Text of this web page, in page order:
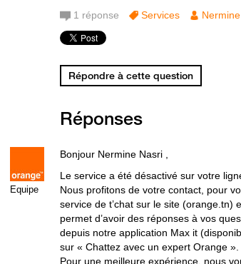
1 réponse Services Nermine
Répondre à cette question
Réponses
Equipe
Bonjour Nermine Nasri ,
Le service a été désactivé sur votre
Nous profitons de votre contact, pour
service de t’chat sur le site
permet d’avoir des réponses à vos
depuis notre application Max it
sur « Chattez avec un expert Orange ».
Pour une meilleure expérience, nous